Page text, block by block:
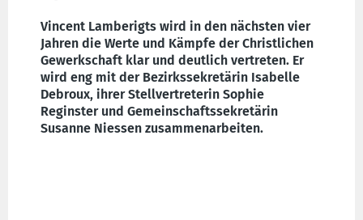
Vincent Lamberigts wird in den nächsten vier
Jahren die Werte und Kämpfe der Christlichen
Gewerkschaft klar und deutlich vertreten. Er
wird eng mit der Bezirkssekretärin Isabelle
Debroux, ihrer Stellvertreterin Sophie
Reginster und Gemeinschaftssekretärin
Susanne Niessen zusammenarbeiten.